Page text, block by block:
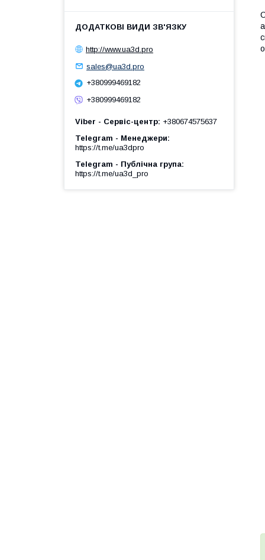
http://www.ua3d.pro
sales@ua3d.pro
+380999469182
+380999469182
Viber - Сервіс-центр +380674575637
Telegram - Менеджери
https://t.me/ua3dpro
Telegram - Публічна група
https://t.me/ua3d_pro